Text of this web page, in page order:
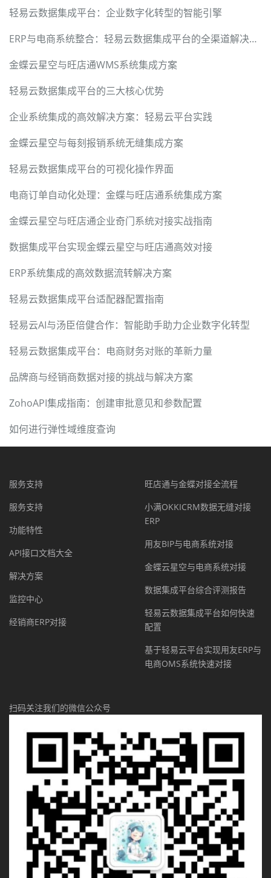
轻易云数据集成平台：企业数字化转型的智能引擎
ERP与电商系统整合：轻易云数据集成平台的全渠道解决方案
金蝶云星空与旺店通WMS系统集成方案
轻易云数据集成平台的三大核心优势
企业系统集成的高效解决方案：轻易云平台实践
金蝶云星空与每刻报销系统无缝集成方案
轻易云数据集成平台的可视化操作界面
电商订单自动化处理：金蝶与旺店通系统集成方案
金蝶云星空与旺店通企业奇门系统对接实战指南
数据集成平台实现金蝶云星空与旺店通高效对接
ERP系统集成的高效数据流转解决方案
轻易云数据集成平台适配器配置指南
轻易云AI与汤臣倍健合作：智能助手助力企业数字化转型
轻易云数据集成平台：电商财务对账的革新力量
品牌商与经销商数据对接的挑战与解决方案
ZohoAPI集成指南：创建审批意见和参数配置
如何进行弹性域维度查询
服务支持
服务支持
功能特性
API接口文档大全
解决方案
监控中心
经销商ERP对接
旺店通与金蝶对接全流程
小满OKKICRM数据无缝对接
ERP
用友BIP与电商系统对接
金蝶云星空与电商系统对接
数据集成平台综合评测报告
轻易云数据集成平台如何快速
配置
基于轻易云平台实现用友ERP与
电商OMS系统快速对接
扫码关注我们的微信公众号